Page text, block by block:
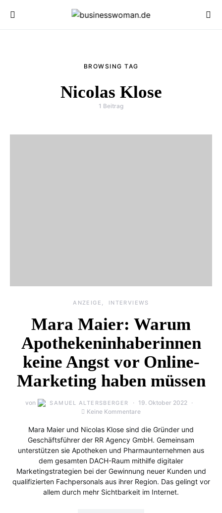
BROWSING TAG
Nicolas Klose
1 Beitrag
ANZEIGE INTERVIEWS
Mara Maier: Warum
Apothekeninhaberinnen
keine Angst vor Online-
Marketing haben müssen
von SAMUEL ALTERSBERGER
19. Oktober 2022
Keine Kommentare
Mara Maier und Nicolas Klose sind die Gründer und
Geschäftsführer der RR Agency GmbH. Gemeinsam
unterstützen sie Apotheken und Pharmaunternehmen aus
dem gesamten DACH-Raum mithilfe digitaler
Marketingstrategien bei der Gewinnung neuer Kunden und
qualifizierten Fachpersonals aus ihrer Region. Das gelingt vor
allem durch mehr Sichtbarkeit im Internet.